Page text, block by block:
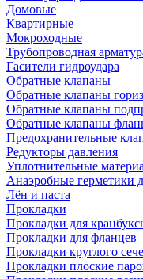
Домовые
Квартирные
Мокроходные
Трубопроводная
Гасители гидроудара
Обратные клапаны
Обратные клапаны
Обратные клапаны
Обратные клапаны
Предохранительные
Редукторы давления
Уплотнительные
Анаэробные герметики
Лён и паста
Прокладки
Прокладки для
Прокладки для фланцев
Прокладки круглого
Прокладки плоские